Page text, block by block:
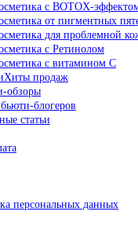
с BOTOX-
от пигментных
для проблемной
с Ретинолом
с витамином С
Хиты продаж
обзоры
блогеров
статьи
персональных данных